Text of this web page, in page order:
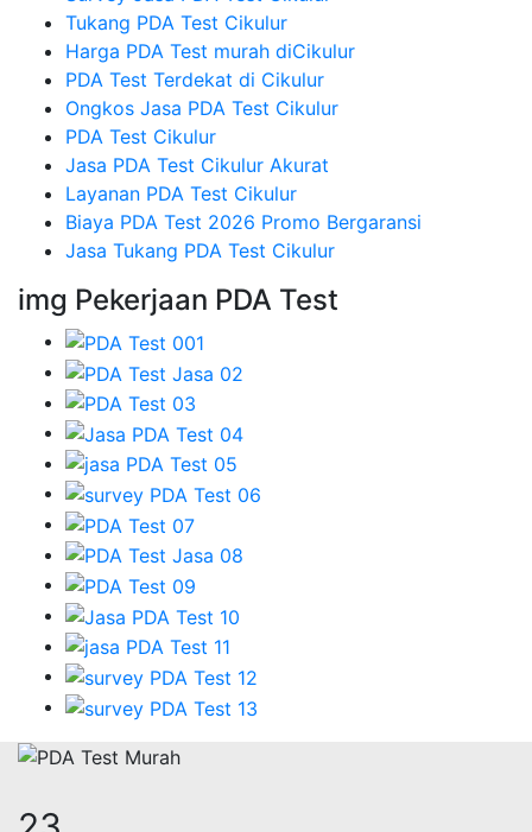
Tukang PDA Test Cikulur
Harga PDA Test murah diCikulur
PDA Test Terdekat di Cikulur
Ongkos Jasa PDA Test Cikulur
PDA Test Cikulur
Jasa PDA Test Cikulur Akurat
Layanan PDA Test Cikulur
Biaya PDA Test 2026 Promo Bergaransi
Jasa Tukang PDA Test Cikulur
img Pekerjaan PDA Test